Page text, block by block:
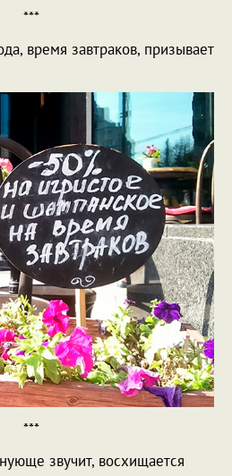
***
время завтраков, призывает
***
звучит, восхищается